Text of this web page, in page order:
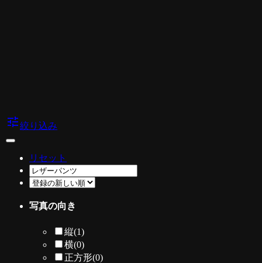
tune絞り込み
リセット
写真の向き
縦(1)
横(0)
正方形(0)